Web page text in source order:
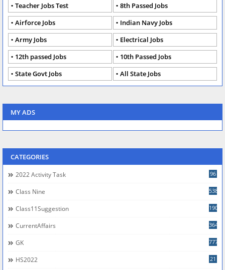
Teacher Jobs Test
8th Passed Jobs
Airforce Jobs
Indian Navy Jobs
Army Jobs
Electrical Jobs
12th passed Jobs
10th Passed Jobs
State Govt Jobs
All State Jobs
MY ADS
CATEGORIES
2022 Activity Task 96
Class Nine 538
Class11Suggestion 190
CurrentAffairs 364
GK 777
HS2022 21